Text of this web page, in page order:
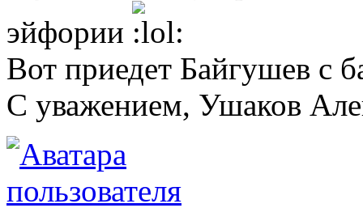
эйфории
Вот приедет Байгушев с
С уважением, Ушаков